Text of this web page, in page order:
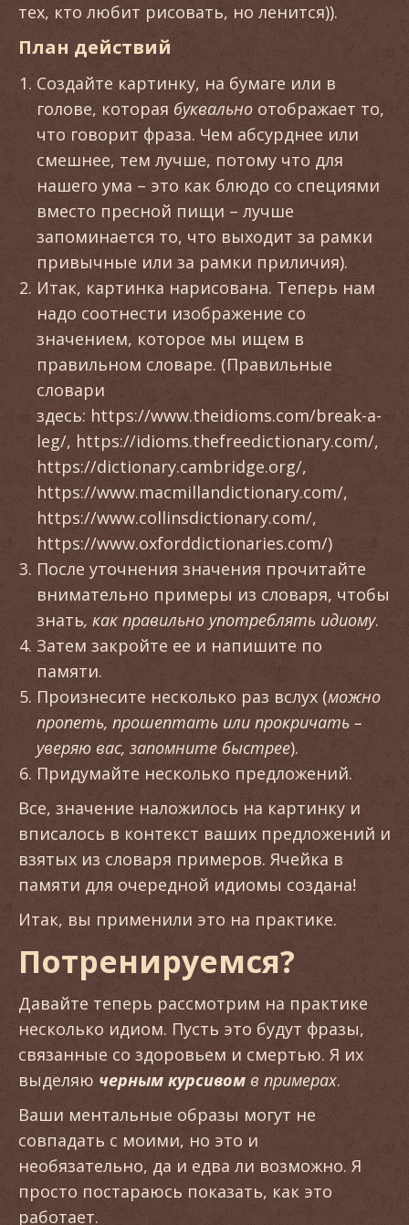
тех, кто любит рисовать, но ленится)).
План действий
Создайте картинку, на бумаге или в
голове, которая буквально отображает то,
что говорит фраза. Чем абсурднее или
смешнее, тем лучше, потому что для
нашего ума – это как блюдо со специями
вместо пресной пищи – лучше
запоминается то, что выходит за рамки
привычные или за рамки приличия).
Итак, картинка нарисована. Теперь нам
надо соотнести изображение со
значением, которое мы ищем в
правильном словаре. (Правильные
словари
здесь: https://www.theidioms.com/break-a-
leg/, https://idioms.thefreedictionary.com/,
https://dictionary.cambridge.org/,
https://www.macmillandictionary.com/,
https://www.collinsdictionary.com/,
https://www.oxforddictionaries.com/)
После уточнения значения прочитайте
внимательно примеры из словаря, чтобы
знать, как правильно употреблять идиому.
Затем закройте ее и напишите по
памяти.
Произнесите несколько раз вслух (можно
пропеть, прошептать или прокричать –
уверяю вас, запомните быстрее).
Придумайте несколько предложений.
Все, значение наложилось на картинку и
вписалось в контекст ваших предложений и
взятых из словаря примеров. Ячейка в
памяти для очередной идиомы создана!
Итак, вы применили это на практике.
Потренируемся?
Давайте теперь рассмотрим на практике
несколько идиом. Пусть это будут фразы,
связанные со здоровьем и смертью. Я их
выделяю черным курсивом в примерах.
Ваши ментальные образы могут не
совпадать с моими, но это и
необязательно, да и едва ли возможно. Я
просто постараюсь показать, как это
работает.